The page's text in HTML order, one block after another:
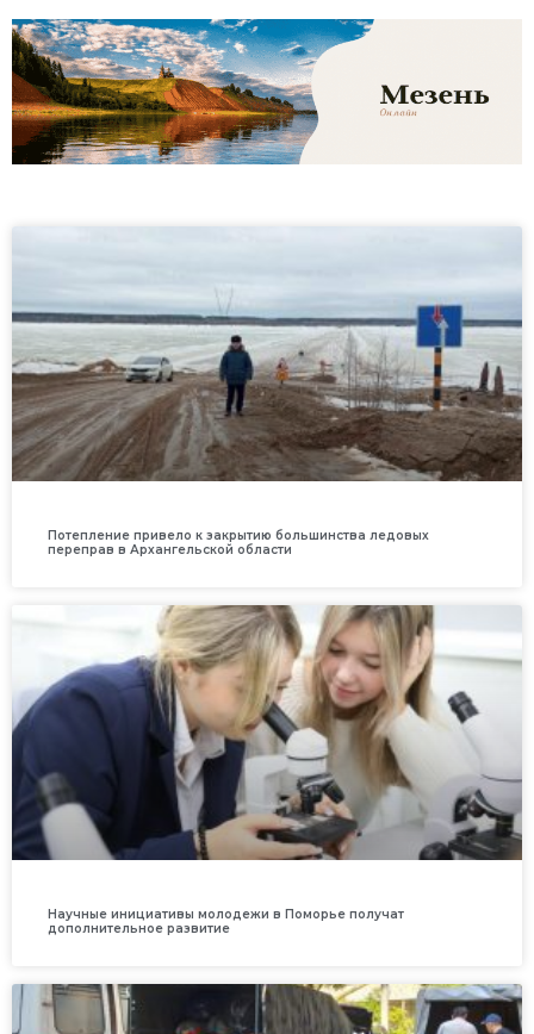
Потепление привело к закрытию большинства ледовых
переправ в Архангельской области
Научные инициативы молодежи в Поморье получат
дополнительное развитие